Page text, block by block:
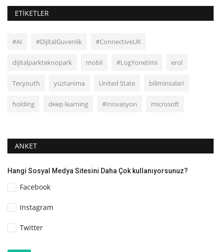
ETIKETLER
#AI #DijitalGuvenlik #ConnectiveUK
dijitalparkteknopark mobil #LogYonetimi erol
Tecyouth yüztanima United State biliminsalari
holding deep learning #Inovasyon microsoft
ANKET
Hangi Sosyal Medya Sitesini Daha Çok kullanıyorsunuz?
Facebook
Instagram
Twitter